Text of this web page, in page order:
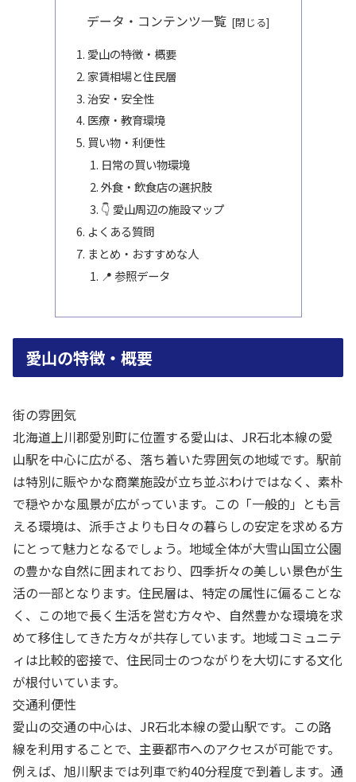
データ・コンテンツ一覧
愛山の特徴・概要
家賃相場と住民層
治安・安全性
医療・教育環境
買い物・利便性
日常の買い物環境
外食・飲食店の選択肢
👇 愛山周辺の施設マップ
よくある質問
まとめ・おすすめな人
📍 参照データ
愛山の特徴・概要
街の雰囲気
北海道上川郡愛別町に位置する愛山は、JR石北本線の愛
山駅を中心に広がる、落ち着いた雰囲気の地域です。駅前
は特別に賑やかな商業施設が立ち並ぶわけではなく、素朴
で穏やかな風景が広がっています。この「一般的」とも言
える環境は、派手さよりも日々の暮らしの安定を求める方
にとって魅力となるでしょう。地域全体が大雪山国立公園
の豊かな自然に囲まれており、四季折々の美しい景色が生
活の一部となります。住民層は、特定の属性に偏ることな
く、この地で長く生活を営む方々や、自然豊かな環境を求
めて移住してきた方々が共存しています。地域コミュニテ
ィは比較的密接で、住民同士のつながりを大切にする文化
が根付いています。
交通利便性
愛山の交通の中心は、JR石北本線の愛山駅です。この路
線を利用することで、主要都市へのアクセスが可能です。
例えば、旭川駅までは列車で約40分程度で到着します。通